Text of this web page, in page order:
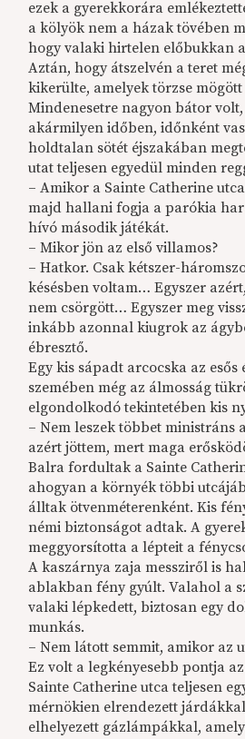
ezek a gyerekkorára
a kölyök nem a házak tövében
hogy valaki hirtelen előbukkan
Aztán, hogy átszelvén a teret
kikerülte, amelyek törzse
Mindenesetre nagyon bátor
akármilyen időben, időnként
holdtalan sötét éjszakában
utat teljesen egyedül minden
– Amikor a Sainte Catherine
majd hallani fogja a parókia
hívó második játékát.
– Mikor jön az első villamos?
– Hatkor. Csak kétszer-
késésben voltam… Egyszer
nem csörgött… Egyszer meg
inkább azonnal kiugrok az
ébresztő.
Egy kis sápadt arcocska az esős
szemében még az álmosság
elgondolkodó tekintetében kis
– Nem leszek többet ministráns
azért jöttem, mert maga
Balra fordultak a Sainte
ahogyan a környék többi
álltak ötvenméterenként. Kis
némi biztonságot adtak. A
meggyorsította a lépteit a
A kaszárnya zaja messziről is
ablakban fény gyúlt. Valahol a
valaki lépkedett, biztosan egy
munkás.
– Nem látott semmit, amikor az
Ez volt a legkényesebb pontja
Sainte Catherine utca teljesen
mérnökien elrendezett
elhelyezett gázlámpákkal,